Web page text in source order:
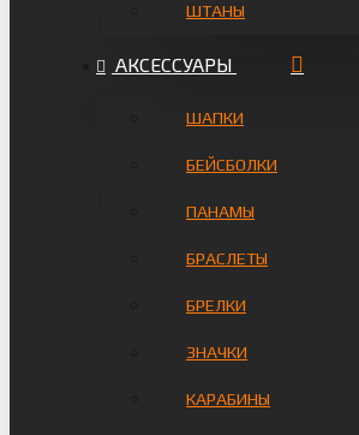
ШТАНЫ
АКСЕССУАРЫ
ШАПКИ
БЕЙСБОЛКИ
ПАНАМЫ
БРАСЛЕТЫ
БРЕЛКИ
ЗНАЧКИ
КАРАБИНЫ